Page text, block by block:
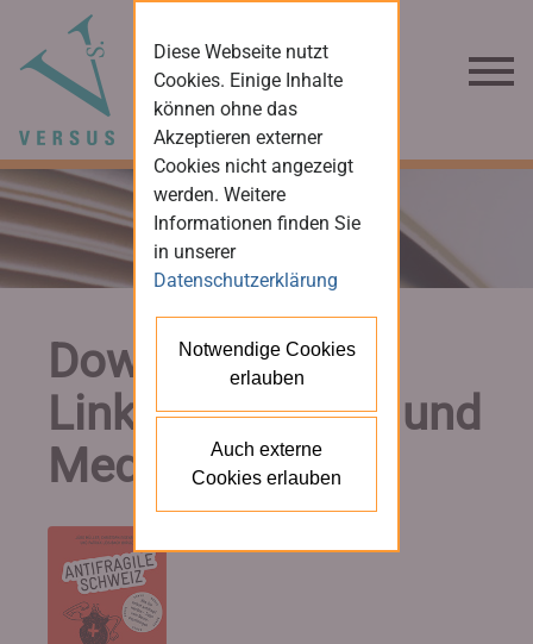
Downloads und
Links für Presse und
Medien
Diese Webseite nutzt
Cookies. Einige Inhalte
können ohne das
Akzeptieren externer
Cookies nicht angezeigt
werden. Weitere
Informationen finden Sie
in unserer
Datenschutzerklärung
Notwendige Cookies
erlauben
Auch externe
Cookies erlauben